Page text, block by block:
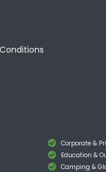
Corporate &
Education &
Camping &